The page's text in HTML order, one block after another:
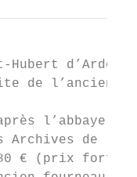
d’Ardenne
de l’ancienne
l’abbaye :
Archives de
80 € (prix